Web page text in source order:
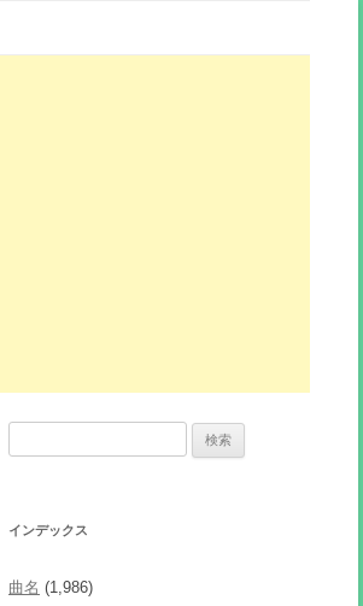
インデックス
曲名 (1,986)